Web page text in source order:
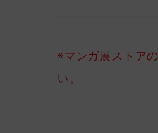
※マンガ展ストア
い。